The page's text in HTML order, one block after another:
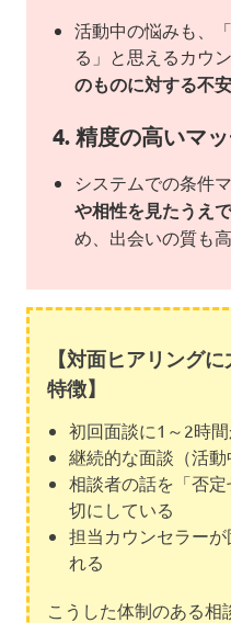
活動中の悩みも、
る」と思えるカウ
のものに対する不
4. 精度の高いマ
システムでの条件
や相性を見たうえ
め、出会いの質も
【対面ヒアリング
特徴】
初回面談に1～2時
継続的な面談（活
相談者の話を「否
切にしている
担当カウンセラー
れる
こうした体制のある相